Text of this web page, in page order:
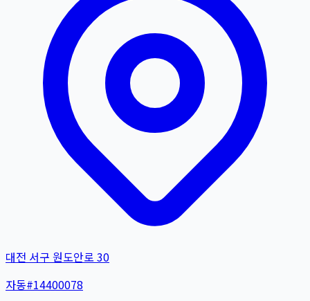
대전 서구 원도안로 30
자동#14400078